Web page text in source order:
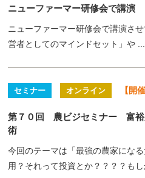
ニューファーマー研修会で講演
ニューファーマー研修会で講演さ
営者としてのマインドセット」や ...
セミナー オンライン 【開
第７０回 農ビジセミナー 富裕
術
今回のテーマは「最強の農家にな
用？それって投資とか？？？？もし